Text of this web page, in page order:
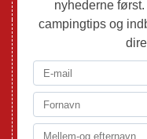
Nyheder
Adria
Adria Autocampere
Eriba
Fendt